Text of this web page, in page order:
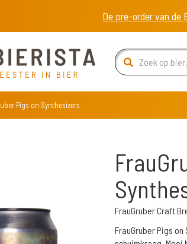
De pre-order van
Pigs on Synthesizers
FrauGruber Craft
FrauGruber Pigs